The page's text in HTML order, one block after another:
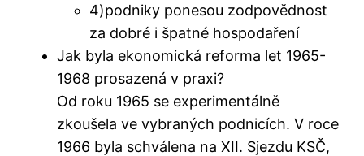
4)podniky ponesou zodpovědnost
za dobré i špatné hospodaření
Jak byla ekonomická reforma let 1965-
1968 prosazená v praxi?
Od roku 1965 se experimentálně
zkoušela ve vybraných podnicích. V roce
1966 byla schválena na XII. Sjezdu KSČ,